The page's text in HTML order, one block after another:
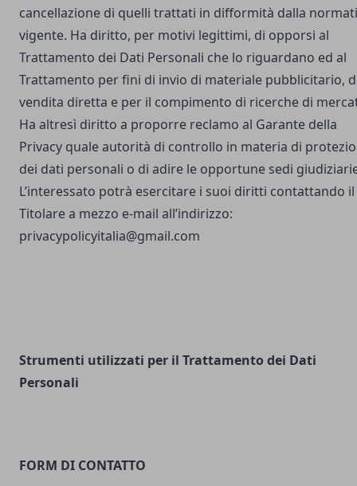
cancellazione di quelli trattati in difformità dalla
vigente. Ha diritto, per motivi legittimi, di opporsi al
Trattamento dei Dati Personali che lo riguardano ed al
Trattamento per fini di invio di materiale pubblicitario,
vendita diretta e per il compimento di ricerche di
Ha altresì diritto a proporre reclamo al Garante della
Privacy quale autorità di controllo in materia di
dei dati personali o di adire le opportune sedi
L’interessato potrà esercitare i suoi diritti contattando il
Titolare a mezzo e-mail all’indirizzo:
privacypolicyitalia@gmail.com
Strumenti utilizzati per il Trattamento dei Dati
Personali
FORM DI CONTATTO